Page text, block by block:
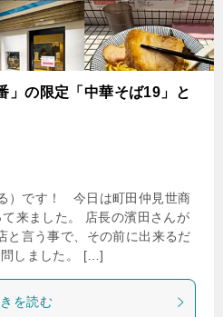
」の限定「中華そば19」と
）です！ 今日は町田仲見世商
来ました。 店長の濱田さんが
と言う事で、その前に出来るだ
しました。 […]
を読む